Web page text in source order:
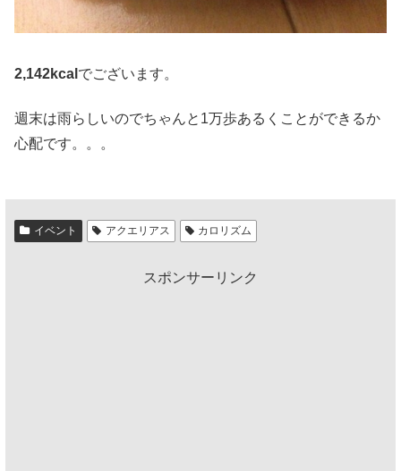
2,142kcal でございます。
週末は雨らしいのでちゃんと1万歩あるくことができるか
心配です。。。
イベント アクエリアス カロリズム
スポンサーリンク